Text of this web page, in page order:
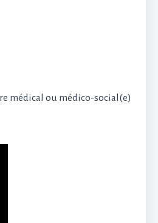
médical ou médico-social(e)